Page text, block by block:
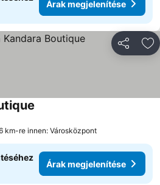
Árak megjelenítése
km-re innen: Városközpont
Árak megjelenítése